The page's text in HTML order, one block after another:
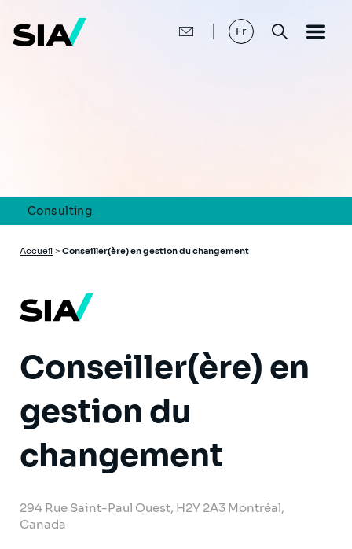
contenu
principal
Fr
Consulting
Fil
Accueil > Conseiller(ère) en gestion du changement
Conseiller(ère) en
gestion du
changement
294 Rue Saint-Paul Ouest, H2Y 2A3 Montréal,
Canada